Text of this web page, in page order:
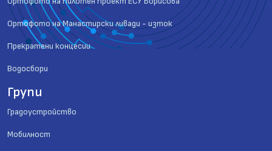
Ортофото на Манастирски ливади - изток
Прекратени концесии
Водосбори
Групи
Градоустройство
Мобилност